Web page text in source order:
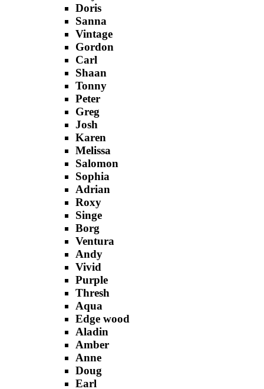
Doris
Sanna
Vintage
Gordon
Carl
Shaan
Tonny
Peter
Greg
Josh
Karen
Melissa
Salomon
Sophia
Adrian
Roxy
Singe
Borg
Ventura
Andy
Vivid
Purple
Thresh
Aqua
Edge wood
Aladin
Amber
Anne
Doug
Earl